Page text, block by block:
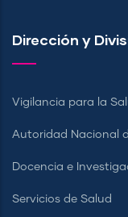
Dirección y
Vigilancia para la
Autoridad Nacional
Docencia e
Servicios de Salud